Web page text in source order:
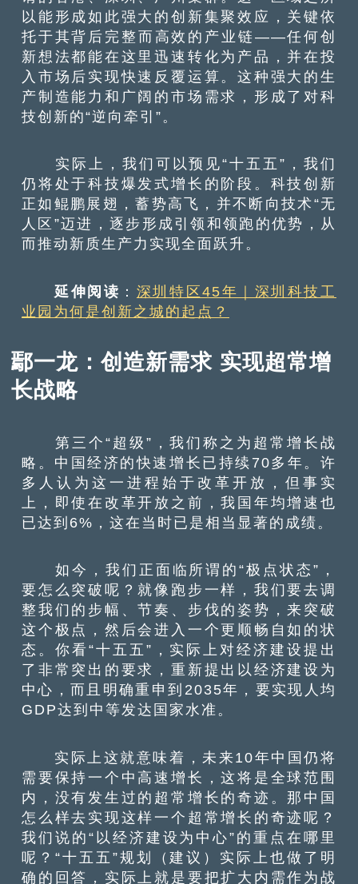
以能形成如此强大的创新集聚效应，关键依
托于其背后完整而高效的产业链——任何创
新想法都能在这里迅速转化为产品，并在投
入市场后实现快速反覆运算。这种强大的生
产制造能力和广阔的市场需求，形成了对科
技创新的“逆向牵引”。
实际上，我们可以预见“十五五”，我们
仍将处于科技爆发式增长的阶段。科技创新
正如鲲鹏展翅，蓄势高飞，并不断向技术“无
人区”迈进，逐步形成引领和领跑的优势，从
而推动新质生产力实现全面跃升。
延伸阅读 ： 深圳特区45年｜深圳科技工
业园为何是创新之城的起点？
鄢一龙：创造新需求 实现超常增
长战略
第三个“超级”，我们称之为超常增长战
略。中国经济的快速增长已持续70多年。许
多人认为这一进程始于改革开放，但事实
上，即使在改革开放之前，我国年均增速也
已达到6%，这在当时已是相当显著的成绩。
如今，我们正面临所谓的“极点状态”，
要怎么突破呢？就像跑步一样，我们要去调
整我们的步幅、节奏、步伐的姿势，来突破
这个极点，然后会进入一个更顺畅自如的状
态。你看“十五五”，实际上对经济建设提出
了非常突出的要求，重新提出以经济建设为
中心，而且明确重申到2035年，要实现人均
GDP达到中等发达国家水准。
实际上这就意味着，未来10年中国仍将
需要保持一个中高速增长，这将是全球范围
内，没有发生过的超常增长的奇迹。那中国
怎么样去实现这样一个超常增长的奇迹呢？
我们说的“以经济建设为中心”的重点在哪里
呢？“十五五”规划（建议）实际上也做了明
确的回答，实际上就是要把扩大内需作为战